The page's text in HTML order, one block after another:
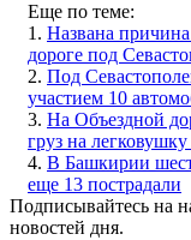
Еще по теме:
1. Названа
дороге под
2. Под
участием 10
3. На Объездной
груз на
4. В Башкирии
еще 13 пострадали
Подписывайтесь на
новостей дня.